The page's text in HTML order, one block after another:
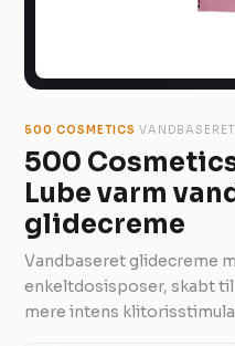
500 COSMETICS ·
500
Lube varm
glidecreme
Vandbaseret glidecreme
enkeltdosisposer, skabt
mere intens